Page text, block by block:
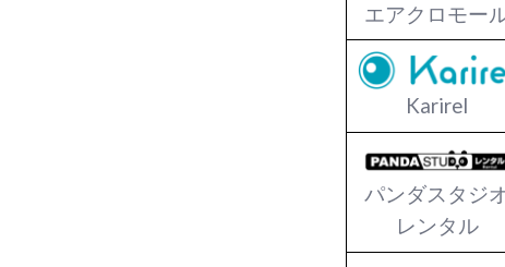
エアクロモー
Karirel
パンダスタジ
レンタル